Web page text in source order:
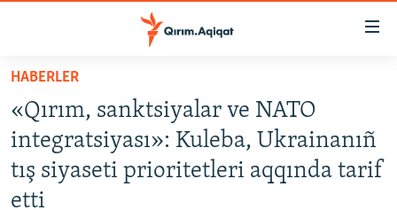
Esas
qaytmaq
Baş
navigatsiyağa
qaytmaq
Qıdıruvğa
SİYASET
İQTİSADİYAT
CEMİYET
HABERLER
«Qırım, sanktsiyalar ve NATO
integratsiyası»: Kuleba, Ukrainanıñ
tış siyaseti prioritetleri aqqında tarif
etti